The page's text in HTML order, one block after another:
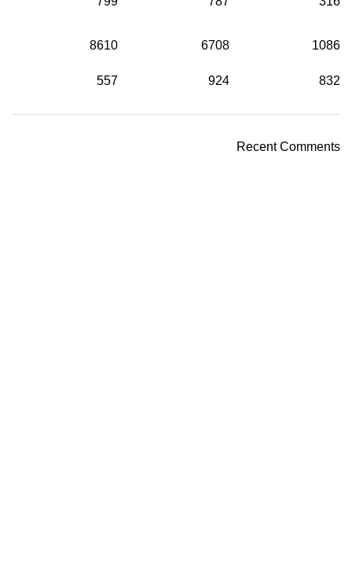
1086
832
6708
924
8610
557
Recent Comments